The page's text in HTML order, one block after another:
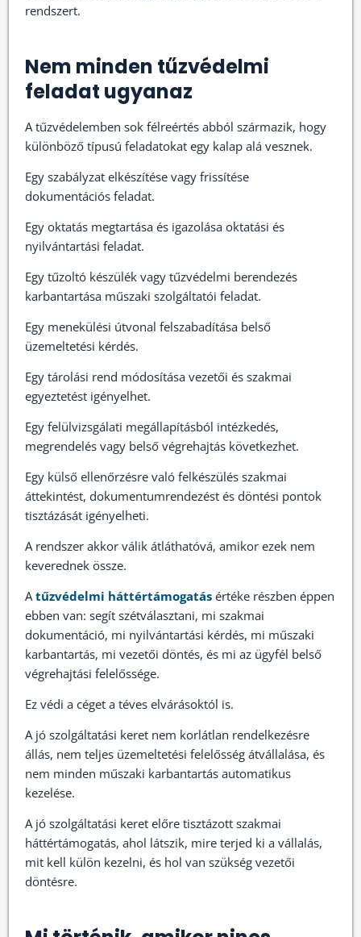
rendszert.
Nem minden tűzvédelmi
feladat ugyanaz
A tűzvédelemben sok félreértés abból származik, hogy
különböző típusú feladatokat egy kalap alá vesznek.
Egy szabályzat elkészítése vagy frissítése
dokumentációs feladat.
Egy oktatás megtartása és igazolása oktatási és
nyilvántartási feladat.
Egy tűzoltó készülék vagy tűzvédelmi berendezés
karbantartása műszaki szolgáltatói feladat.
Egy menekülési útvonal felszabadítása belső
üzemeltetési kérdés.
Egy tárolási rend módosítása vezetői és szakmai
egyeztetést igényelhet.
Egy felülvizsgálati megállapításból intézkedés,
megrendelés vagy belső végrehajtás következhet.
Egy külső ellenőrzésre való felkészülés szakmai
áttekintést, dokumentumrendezést és döntési pontok
tisztázását igényelheti.
A rendszer akkor válik átláthatóvá, amikor ezek nem
keverednek össze.
Atűzvédelmi háttértámogatás értéke részben éppen
ebben van: segít szétválasztani, mi szakmai
dokumentáció, mi nyilvántartási kérdés, mi műszaki
karbantartás, mi vezetői döntés, és mi az ügyfél belső
végrehajtási felelőssége.
Ez védi a céget a téves elvárásoktól is.
A jó szolgáltatási keret nem korlátlan rendelkezésre
állás, nem teljes üzemeltetési felelősség átvállalása, és
nem minden műszaki karbantartás automatikus
kezelése.
A jó szolgáltatási keret előre tisztázott szakmai
háttértámogatás, ahol látszik, mire terjed ki a vállalás,
mit kell külön kezelni, és hol van szükség vezetői
döntésre.